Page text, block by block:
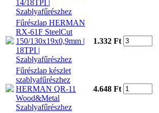
14/18TPI |
Szablyafűrészhez
Fűrészlap HERMAN
RX-61F SteelCut
150/130x19x0,9mm |
18TPI |
Szablyafűrészhez
1.332 Ft
Fűrészlap készlet
szablyafűrészhez
HERMAN QR-11
Wood&Metal
Szablyafűrészhez
4.648 Ft